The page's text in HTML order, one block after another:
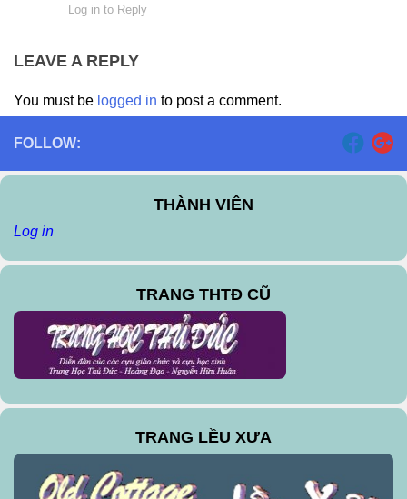
Log in to Reply
LEAVE A REPLY
You must be logged in to post a comment.
FOLLOW:
THÀNH VIÊN
Log in
TRANG THTĐ CŨ
TRANG LỀU XƯA